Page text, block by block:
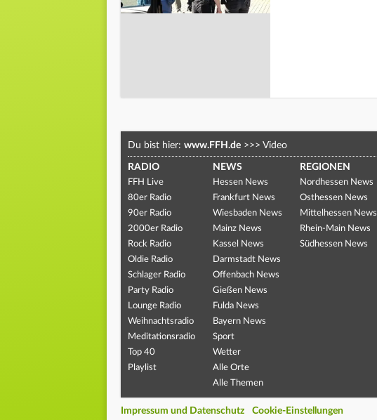
Du bist hier: www.FFH.de >>> Video
RADIO
FFH Live
80er Radio
90er Radio
2000er Radio
Rock Radio
Oldie Radio
Schlager Radio
Party Radio
Lounge Radio
Weihnachtsradio
Meditationsradio
Top 40
Playlist
NEWS
Hessen News
Frankfurt News
Wiesbaden News
Mainz News
Kassel News
Darmstadt News
Offenbach News
Gießen News
Fulda News
Bayern News
Sport
Wetter
Alle Orte
Alle Themen
REGIONEN
Nordhessen News
Osthessen News
Mittelhessen News
Rhein-Main News
Südhessen News
Impressum und Datenschutz Cookie-Einstellungen